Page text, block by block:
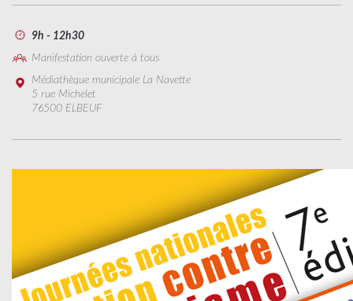
9h - 12h30
Manifestation ouverte à tous
Médiathèque municipale La Navette
5 rue Michelet
76500 ELBEUF